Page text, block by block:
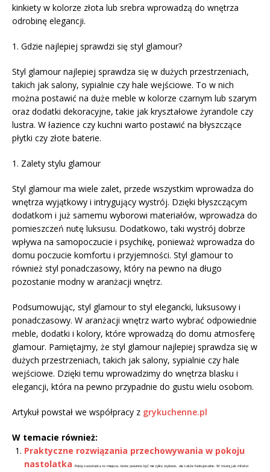
kinkiety w kolorze złota lub srebra wprowadzą do wnętrza
odrobinę elegancji.
1. Gdzie najlepiej sprawdzi się styl glamour?
Styl glamour najlepiej sprawdza się w dużych przestrzeniach,
takich jak salony, sypialnie czy hale wejściowe. To w nich
można postawić na duże meble w kolorze czarnym lub szarym
oraz dodatki dekoracyjne, takie jak kryształowe żyrandole czy
lustra. W łazience czy kuchni warto postawić na błyszczące
płytki czy złote baterie.
1. Zalety stylu glamour
Styl glamour ma wiele zalet, przede wszystkim wprowadza do
wnętrza wyjątkowy i intrygujący wystrój. Dzięki błyszczącym
dodatkom i już samemu wyborowi materiałów, wprowadza do
pomieszczeń nutę luksusu. Dodatkowo, taki wystrój dobrze
wpływa na samopoczucie i psychikę, ponieważ wprowadza do
domu poczucie komfortu i przyjemności. Styl glamour to
również styl ponadczasowy, który na pewno na długo
pozostanie modny w aranżacji wnętrz.
Podsumowując, styl glamour to styl elegancki, luksusowy i
ponadczasowy. W aranżacji wnętrz warto wybrać odpowiednie
meble, dodatki i kolory, które wprowadzą do domu atmosferę
glamour. Pamiętajmy, że styl glamour najlepiej sprawdza się w
dużych przestrzeniach, takich jak salony, sypialnie czy hale
wejściowe. Dzięki temu wprowadzimy do wnętrza blasku i
elegancji, która na pewno przypadnie do gustu wielu osobom.
Artykuł powstał we współpracy z grykuchenne.pl
W temacie również:
Praktyczne rozwiązania przechowywania w pokoju
nastolatka
Pokój nastolatka to miejsce, które powinno być nie tylko stylowe, ale także funkcjonalne. W miarę jak młodzi